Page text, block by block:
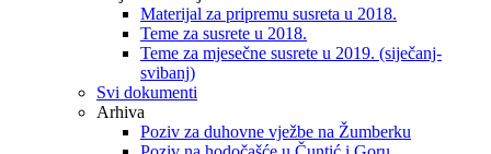
Materijal za pripremu susreta u 2018.
Teme za susrete u 2018.
Teme za mjesečne susrete u 2019. (siječanj-
svibanj)
Svi dokumenti
Arhiva
Poziv za duhovne vježbe na Žumberku